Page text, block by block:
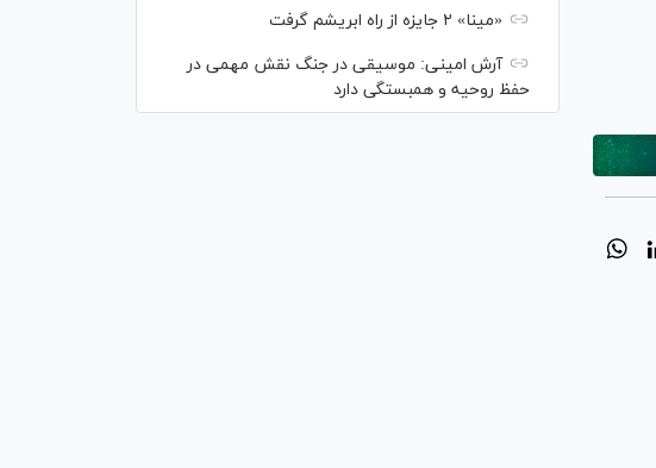
«مینا» ۲ جایزه از راه ابریشم گرفت
آرش امینی: موسیقی در جنگ نقش مهمی در
حفظ روحیه و همبستگی دارد